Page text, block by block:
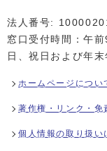
法人番号:
窓口受付時間：午
日、祝日および年末
ホームページについ
著作権・リンク・免
個人情報の取り扱い